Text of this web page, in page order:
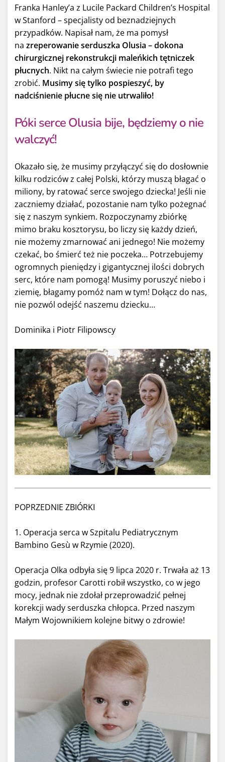
Franka Hanley’a z Lucile Packard Children’s Hospital
w Stanford – specjalisty od beznadziejnych
przypadków. Napisał nam, że ma pomysł
na zreperowanie serduszka Olusia – dokona
chirurgicznej rekonstrukcji maleńkich tętniczek
płucnych. Nikt na całym świecie nie potrafi tego
zrobić. Musimy się tylko pospieszyć, by
nadciśnienie płucne się nie utrwaliło!
Póki serce Olusia bije, będziemy o nie
walczyć!
Okazało się, że musimy przyłączyć się do dosłownie
kilku rodziców z całej Polski, którzy muszą błagać o
miliony, by ratować serce swojego dziecka! Jeśli nie
zaczniemy działać, pozostanie nam tylko pożegnać
się z naszym synkiem. Rozpoczynamy zbiórkę
mimo braku kosztorysu, bo liczy się każdy dzień,
nie możemy zmarnować ani jednego! Nie możemy
czekać, bo śmierć też nie poczeka… Potrzebujemy
ogromnych pieniędzy i gigantycznej ilości dobrych
serc, które nam pomogą! Musimy poruszyć niebo i
ziemię, błagamy pomóż nam w tym! Dołącz do nas,
nie pozwól odejść naszemu dziecku…
Dominika i Piotr Filipowscy
POPRZEDNIE ZBIÓRKI
1. Operacja serca w Szpitalu Pediatrycznym
Bambino Gesù w Rzymie (2020).
Operacja Olka odbyła się 9 lipca 2020 r. Trwała aż 13
godzin, profesor Carotti robił wszystko, co w jego
mocy, jednak nie zdołał przeprowadzić pełnej
korekcji wady serduszka chłopca. Przed naszym
Małym Wojownikiem kolejne bitwy o zdrowie!